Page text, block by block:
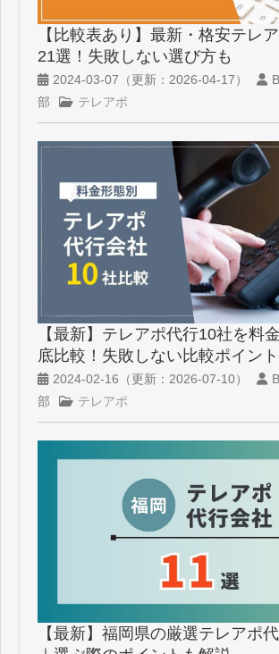
【比較表あり】最新・格安テレ
21選！失敗しない選び方も
2024-03-07 （更新： 2026-04-17）
部
テレアポ
【最新】テレアポ代行10社を料
底比較！失敗しない比較ポイン
2024-02-16 （更新： 2026-07-10）
部
テレアポ
【最新】福岡県の厳選テレアポ